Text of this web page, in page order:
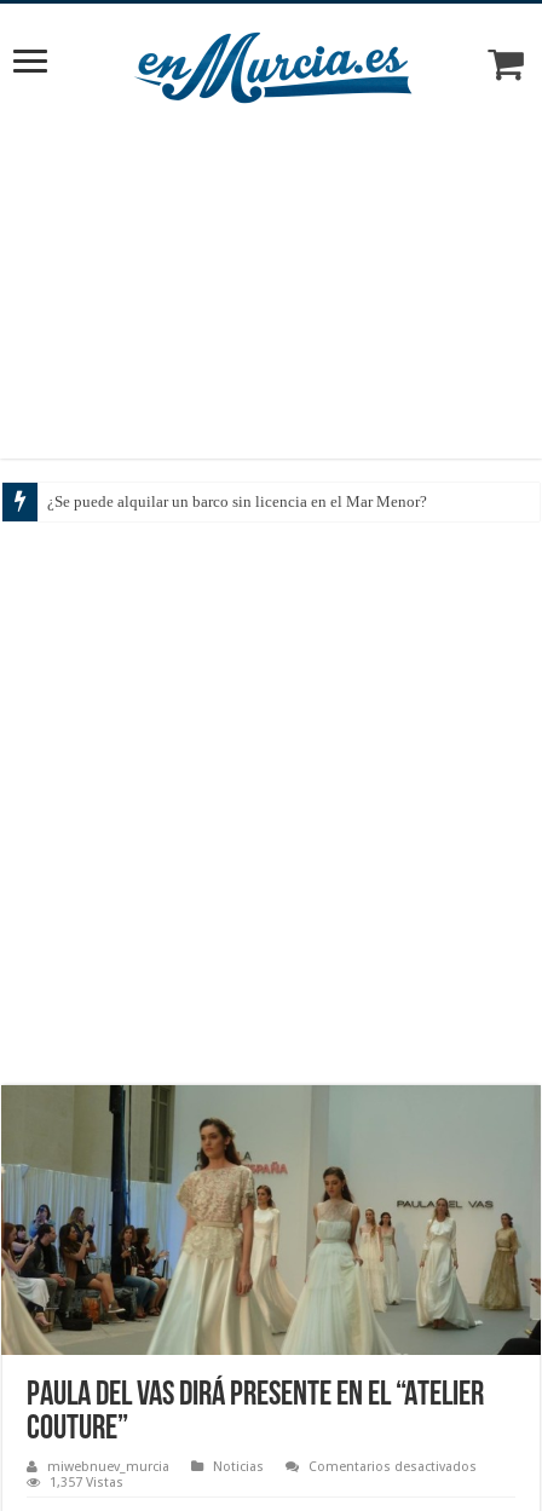
¿Se puede alquilar un barco sin licencia en el Mar Menor?
Paula del Vas dirá presente en el “Atelier
Couture”
miwebnuev_murcia Noticias Comentarios desactivados
1,357 Vistas